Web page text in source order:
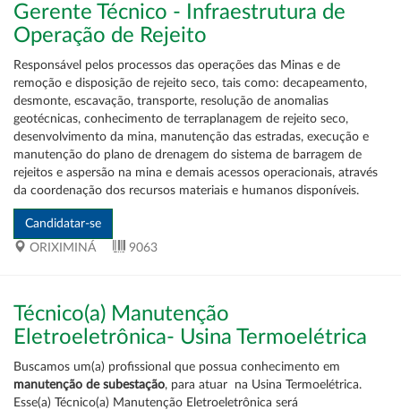
Gerente Técnico - Infraestrutura de
Operação de Rejeito
Responsável pelos processos das operações das Minas e de
remoção e disposição de rejeito seco, tais como: decapeamento,
desmonte, escavação, transporte, resolução de anomalias
geotécnicas, conhecimento de terraplanagem de rejeito seco,
desenvolvimento da mina, manutenção das estradas, execução e
manutenção do plano de drenagem do sistema de barragem de
rejeitos e aspersão na mina e demais acessos operacionais, através
da coordenação dos recursos materiais e humanos disponíveis.
ORIXIMINÁ 9063
Técnico(a) Manutenção
Eletroeletrônica- Usina Termoelétrica
Buscamos um(a) profissional que possua conhecimento em
manutenção de subestação, para atuar na Usina Termoelétrica.
Esse(a) Técnico(a) Manutenção Eletroeletrônica será